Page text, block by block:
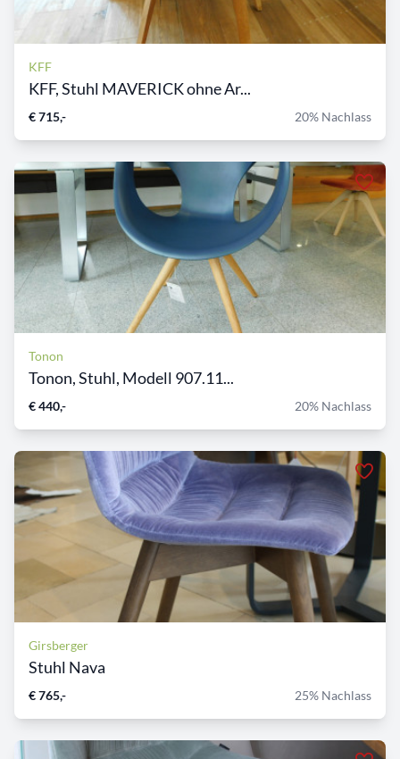
KFF
KFF, Stuhl MAVERICK ohne Ar...
€ 715,- 20% Nachlass
Tonon
Tonon, Stuhl, Modell 907.11...
€ 440,- 20% Nachlass
Girsberger
Stuhl Nava
€ 765,- 25% Nachlass